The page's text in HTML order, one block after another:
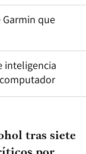
que
inteligencia
tras siete